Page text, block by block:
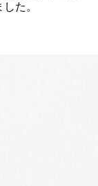
た。